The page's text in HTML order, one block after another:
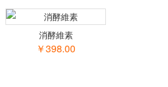
消酵維素
￥398.00